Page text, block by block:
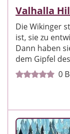
Valhalla
Die Wikinger
ist, sie zu
Dann haben
dem Gipfel
0